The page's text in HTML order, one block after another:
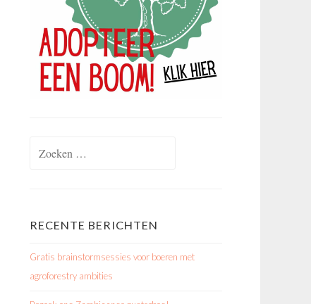
RECENTE BERICHTEN
Gratis brainstormsessies voor boeren met
agroforestry ambities